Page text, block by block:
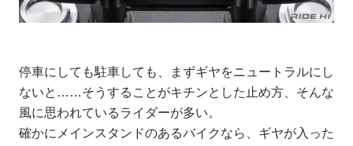
停車にしても駐車しても、まずギヤをニュートラルにし
ないと……そうすることがキチンとした止め方、そんな
風に思われているライダーが多い。
確かにメインスタンドのあるバイクなら、ギヤが入った